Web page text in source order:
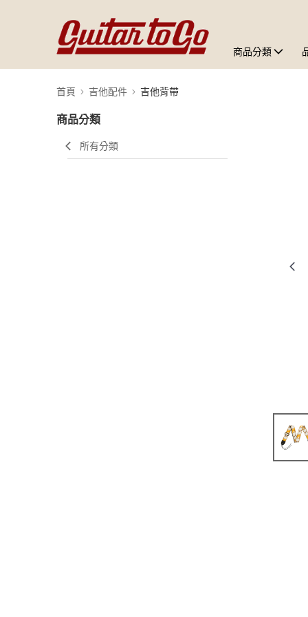
商品分類
首頁 吉他配件 吉他背帶
商品分類
所有分類